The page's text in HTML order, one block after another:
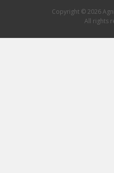
Copyright © 2026
All rights